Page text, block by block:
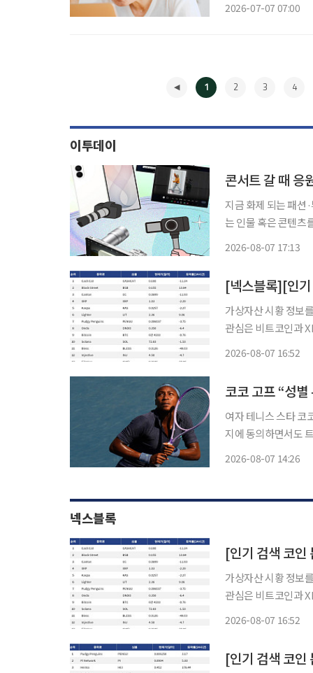
2026-07-07 07:00
1 2 3 4
이투데이
콘서트 갈 때
지금 화제 되는 패션
는 인물 혹은 콘텐
2026-08-07 17:13
가상자산 시황 정보
관심은 비트코인과
2026-08-07 16:52
코코 고프 “성
여자 테니스 스타 코
지에 동의하면서도 트
2026-08-07 14:26
넥스블록
가상자산 시황 정보
관심은 비트코인과
2026-08-07 16:52